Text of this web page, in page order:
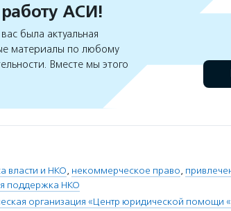
АСИ!
была актуальная
материалы по любому
Вместе мы этого
власти и НКО, некоммерческое право,
поддержка НКО
организация «Центр юридической помощи